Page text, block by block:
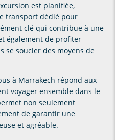
est planifiée,
transport dédié pour
clé qui contribue à une
également de profiter
se soucier des moyens de
à Marrakech répond aux
voyager ensemble dans le
non seulement
de garantir une
et agréable.